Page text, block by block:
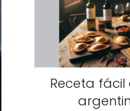
Receta